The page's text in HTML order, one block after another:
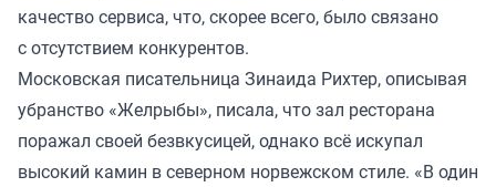
качество сервиса, что, скорее всего, было связано
с отсутствием конкурентов.
Московская писательница Зинаида Рихтер, описывая
убранство «Желрыбы», писала, что зал ресторана
поражал своей безвкусицей, однако всё искупал
высокий камин в северном норвежском стиле. «В один